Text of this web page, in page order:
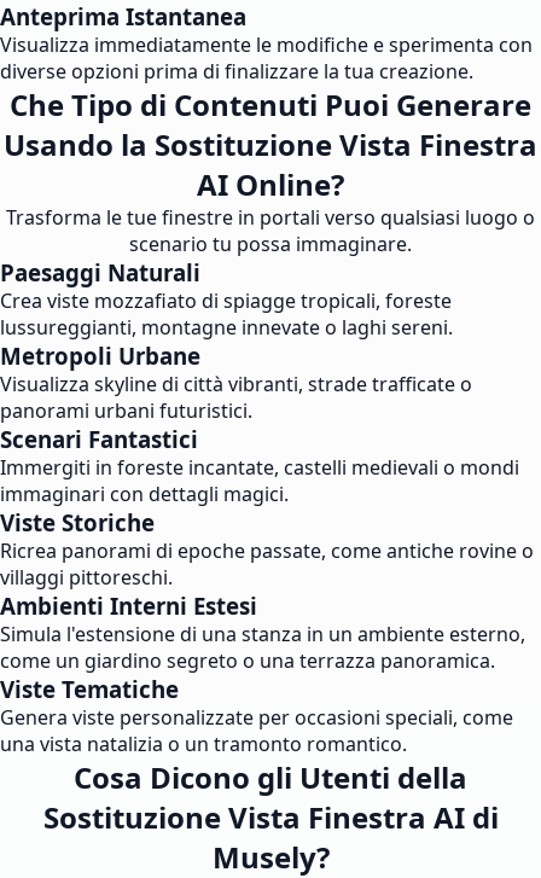
Anteprima Istantanea
Visualizza immediatamente le modifiche e sperimenta con
diverse opzioni prima di finalizzare la tua creazione.
Che Tipo di Contenuti Puoi Generare
Usando la Sostituzione Vista Finestra
AI Online?
Trasforma le tue finestre in portali verso qualsiasi luogo o
scenario tu possa immaginare.
Paesaggi Naturali
Crea viste mozzafiato di spiagge tropicali, foreste
lussureggianti, montagne innevate o laghi sereni.
Metropoli Urbane
Visualizza skyline di città vibranti, strade trafficate o
panorami urbani futuristici.
Scenari Fantastici
Immergiti in foreste incantate, castelli medievali o mondi
immaginari con dettagli magici.
Viste Storiche
Ricrea panorami di epoche passate, come antiche rovine o
villaggi pittoreschi.
Ambienti Interni Estesi
Simula l'estensione di una stanza in un ambiente esterno,
come un giardino segreto o una terrazza panoramica.
Viste Tematiche
Genera viste personalizzate per occasioni speciali, come
una vista natalizia o un tramonto romantico.
Cosa Dicono gli Utenti della
Sostituzione Vista Finestra AI di
Musely?